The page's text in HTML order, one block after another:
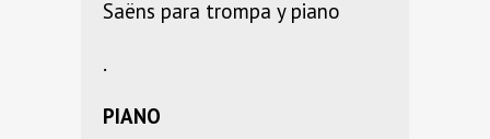
Saëns para trompa y piano
.
PIANO